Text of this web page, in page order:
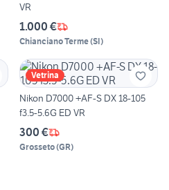
VR
1.000 €
Chianciano Terme(SI)
Vetrina
Nikon D7000 +AF-S DX 18-105
f3.5-5.6G ED VR
300 €
Grosseto(GR)